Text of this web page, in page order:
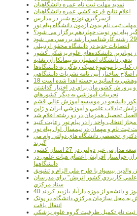
تمديد مهلت ثبت نام عمره دانشگاهيان
اعلام نتايج قرعه کشي عمره دانشگاهيان
ازسرگيري توزيع شير در مدارس
ثبت نام بدون آزمون دانشگاه پیام نور
پیام نور نوبت چهاردهم برگزار می شود؟
انتصابات جديد در دانشگاه محقق اردبيلي
بدهي دانشگاه اصفهان به پيمانکاران تغذيه
اصلاح ساختار آيين نامه نشريات دانشگاهي
به اساتيد برجسته اهدا شده است
و پرورش کشورمان براي در اختيار گذاشتن
تجربيات آموزشي به ديگر کشورهاي
دانشجو در موسسه آموزش عالي قشم
تبادلات علمي و آموزشي ايران و ژاپن
تحصیل همزمان در دو رشته اعلام شد
انتخاب واحد را در پیام نور رعایت کنید
ثبت نام و مهمان در نیمسال اول پیام نور
دكتري تخصصي دانشگاه هاي دولتي وام مي
گيرند
غير دولتي در 27 استان کشور
خواستار افزايش اعضاي هيات علمي در
دانشگاهها
والدين بيسواد با طرح ملي الزام و تشويق
كاربردي كشور اتريش" براي مدرسان
ستاد مرکزي
و دانشجو از موزه دارآباد بازديد کردند
محل سازمان مرکزي دانشگاه در پونک
انتقال يافت
ثبت نام تکميل ظرفيت گروه علوم پزشکي